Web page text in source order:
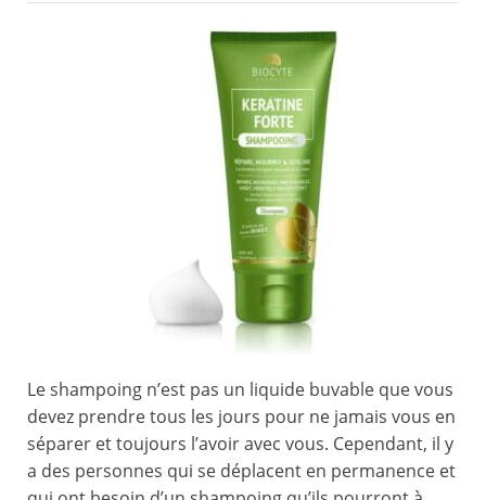
Le shampoing n’est pas un liquide buvable que vous
devez prendre tous les jours pour ne jamais vous en
séparer et toujours l’avoir avec vous. Cependant, il y
a des personnes qui se déplacent en permanence et